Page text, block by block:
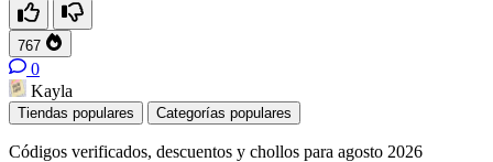
767
0
Kayla
Tiendas populares Categorías populares
Códigos verificados, descuentos y chollos para agosto 2026